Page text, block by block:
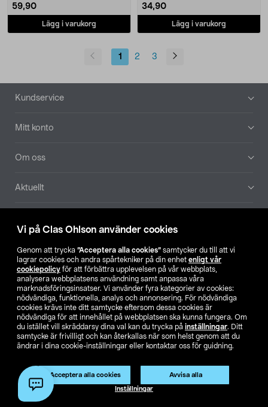
Vi på Clas Ohlson använder cookies
Genom att trycka ”Acceptera alla cookies” samtycker du till att vi
lagrar cookies och andra spårtekniker på din enhet enligt vår
cookiepolicy för att förbättra upplevelsen på vår webbplats,
analysera webbplatsens användning samt anpassa våra
marknadsföringsinsatser. Vi använder fyra kategorier av cookies:
nödvändiga, funktionella, analys och annonsering. För nödvändiga
cookies krävs inte ditt samtycke eftersom dessa cookies är
nödvändiga för att innehållet på webbplatsen ska kunna fungera. Om
du istället vill skräddarsy dina val kan du trycka på inställningar. Ditt
samtycke är frivilligt och kan återkallas när som helst genom att du
ändrar i dina cookie-inställningar eller kontaktar oss för guidning.
Acceptera alla cookies Avvisa alla
Inställningar
59,90
Lägg i varukorg
34,90
Lägg i varukorg
1 2 3
Sidfot
Kundservice
Mitt konto
Om oss
Aktuellt
Hitta butik
SE NO FI
Ändra till priser exklusive moms